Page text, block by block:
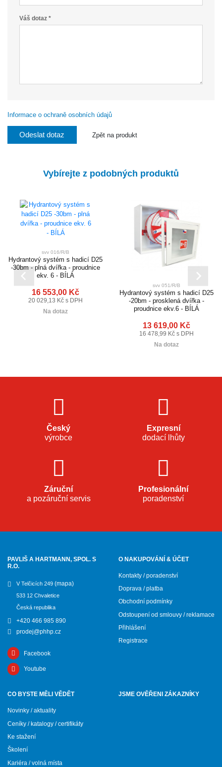
Váš dotaz *
Informace o ochraně osobních údajů
Odeslat dotaz Zpět na produkt
Vybírejte z podobných produktů
svv 016/R/B
Hydrantový systém s hadicí D25
-30bm - plná dvířka - proudnice
ekv. 6 - BÍLÁ
16 553,00 Kč
20 029,13 Kč s DPH
Na dotaz
svv 051/R/B
Hydrantový systém s hadicí D25
-20bm - prosklená dvířka -
proudnice ekv.6 - BÍLÁ
13 619,00 Kč
16 478,99 Kč s DPH
Na dotaz
Český
výrobce
Expresní
dodací lhůty
Záruční
a pozáruční servis
Profesionální
poradenství
PAVLIŠ A HARTMANN, SPOL. S
R.O.
V Telčicích 249 (mapa)
533 12 Chvaletice
Česká republika
+420 466 985 890
prodej@phhp.cz
Facebook
Youtube
O NAKUPOVÁNÍ & ÚČET
Kontakty / poradenství
Doprava / platba
Obchodní podmínky
Odstoupení od smlouvy / reklamace
Přihlášení
Registrace
CO BYSTE MĚLI VĚDĚT
Novinky / aktuality
Ceníky / katalogy / certifikáty
Ke stažení
Školení
Kariéra / volná místa
JSME OVĚŘENI ZÁKAZNÍKY